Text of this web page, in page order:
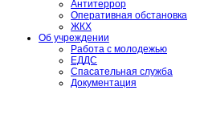
Антитеррор
Оперативная обстановка
ЖКХ
Об учреждении
Работа с молодежью
ЕДДС
Спасательная служба
Документация